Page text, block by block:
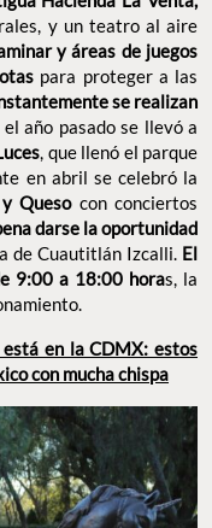
y un teatro al aire
y áreas de juegos
para proteger a las
se realizan
el año pasado se llevó a
, que llenó el parque
en abril se celebró la
Quesocon conciertos
darse la oportunidad
de Cuautitlán Izcalli. El
9:00 a 18:00 horas, la
está en la CDMX: estos
con mucha chispa